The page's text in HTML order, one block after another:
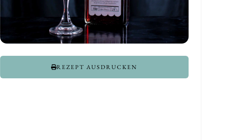
REZEPT AUSDRUCKEN